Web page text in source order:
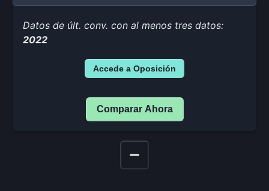
Datos de últ. conv. con al menos tres datos:
2022
Accede a Oposición
Comparar Ahora